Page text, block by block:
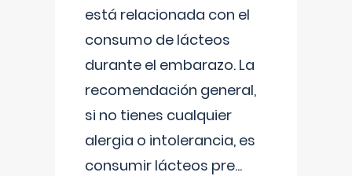
está relacionada con el
consumo de lácteos
durante el embarazo. La
recomendación general,
si no tienes cualquier
alergia o intolerancia, es
consumir lácteos pre...